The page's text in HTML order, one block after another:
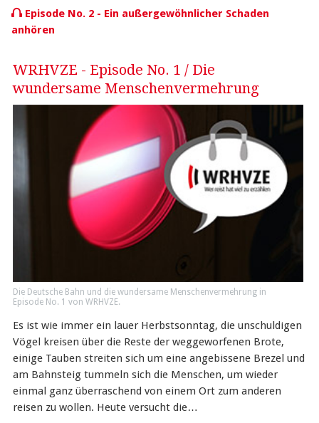
Episode No. 2 - Ein außergewöhnlicher Schaden
anhören
WRHVZE - Episode No. 1 / Die
wundersame Menschenvermehrung
Die Deutsche Bahn und die wundersame Menschenvermehrung in
Episode No. 1 von WRHVZE.
Es ist wie immer ein lauer Herbstsonntag, die unschuldigen
Vögel kreisen über die Reste der weggeworfenen Brote,
einige Tauben streiten sich um eine angebissene Brezel und
am Bahnsteig tummeln sich die Menschen, um wieder
einmal ganz überraschend von einem Ort zum anderen
reisen zu wollen. Heute versucht die…